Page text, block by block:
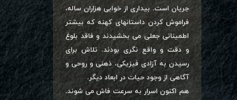
جریان است. بیداری از خوابی هزاران ساله،
فراموش کردن داستانهای کهنه که بیشتر
اطمینانی جعلی می بخشیدند و فاقد بلوغ
و دقت و واقع نگری بودند. تلاش برای
رسیدن به آزادی فیزیکی، ذهنی و روحی و
آگاهی از وجود حیات در ابعاد دیگر.
هم اکنون اسرار به سرعت فاش می شوند.